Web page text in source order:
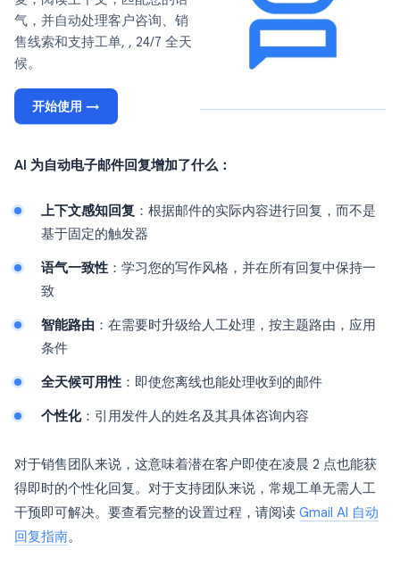
气，并自动处理客户咨询、销
售线索和支持工单, , 24/7 全天
候。
开始使用 →
AI 为自动电子邮件回复增加了什么：
上下文感知回复 ：根据邮件的实际内容进行回复，而不是
基于固定的触发器
语气一致性 ：学习您的写作风格，并在所有回复中保持一
致
智能路由 ：在需要时升级给人工处理，按主题路由，应用
条件
全天候可用性 ：即使您离线也能处理收到的邮件
个性化：引用发件人的姓名及其具体咨询内容
对于销售团队来说，这意味着潜在客户即使在凌晨 2 点也能获
得即时的个性化回复。对于支持团队来说，常规工单无需人工
干预即可解决。要查看完整的设置过程，请阅读 Gmail AI 自动
回复指南。